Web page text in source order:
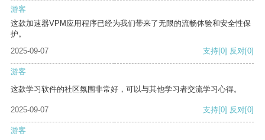
游客
这款加速器VPM应用程序已经为我们带来了无限的流畅体验和安全性保
护。
2025-09-07
支持[0] 反对[0]
游客
这款学习软件的社区氛围非常好，可以与其他学习者交流学习心得。
2025-09-07 支持[0] 反对[0]
游客